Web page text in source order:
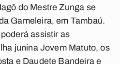
do Mestre Zunga se
Gameleira, em Tambaú.
assistir as
junina Jovem Matuto, os
e Daudete Bandeira e